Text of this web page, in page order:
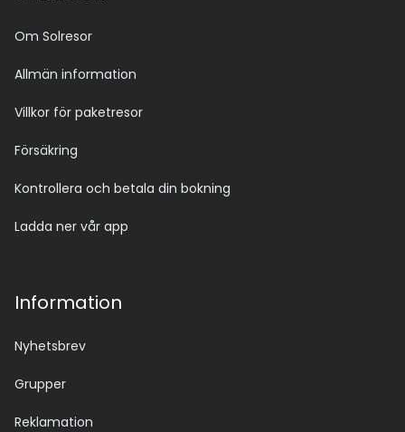
Om Solresor
Allmän information
Villkor för paketresor
Försäkring
Kontrollera och betala din bokning
Ladda ner vår app
Information
Nyhetsbrev
Grupper
Reklamation